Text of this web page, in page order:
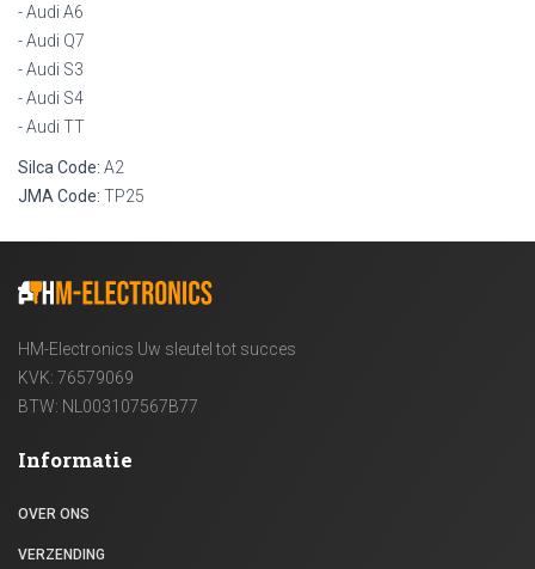
- Audi A6
- Audi Q7
- Audi S3
- Audi S4
- Audi TT
Silca Code: A2
JMA Code: TP25
HM-Electronics Uw sleutel tot succes
KVK: 76579069
BTW: NL003107567B77
Informatie
OVER ONS
VERZENDING